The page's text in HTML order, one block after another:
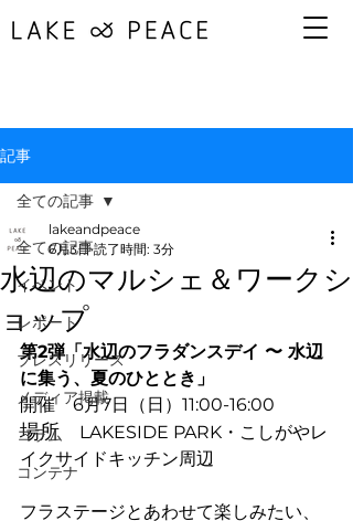
記事
全ての記事
イベント
レポート
プレスリリース
メディア掲載
コラム
コンテナ
全ての記事
水辺のマルシェ＆ワークシ
ョップ
lakeandpeace
6月3日 読了時間: 3分
第2弾「水辺のフラダンスデイ 〜 水辺
に集う、夏のひととき」
開催　6月7日（日）11:00-16:00
場所
LAKESIDE PARK・こしがやレ
イクサイドキッチン周辺
フラステージとあわせて楽しみたい、